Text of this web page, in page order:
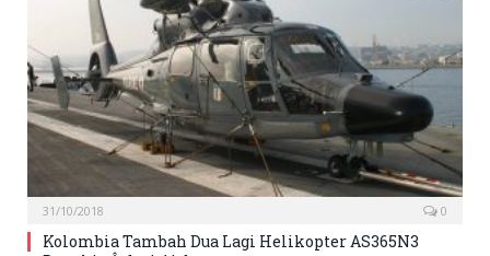
31/10/2018 0
Kolombia Tambah Dua Lagi Helikopter AS365N3